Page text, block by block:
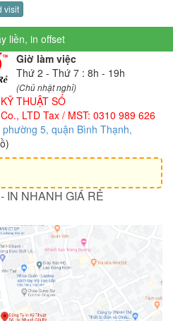
visit
liền, in offset
Giờ làm việc
Thứ 2 - Thứ 7 : 8h - 19h
(Chủ nhật nghỉ)
THUẬT SỐ
LTD Tax / MST: 0310 989 626
5, quận Bình Thạnh,
IN NHANH GIÁ RẺ